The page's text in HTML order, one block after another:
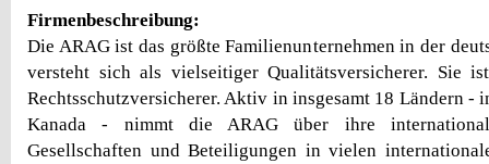
Firmenbeschreibung:
Die ARAG ist das größte Familienunternehmen in der
versteht sich als vielseitiger Qualitätsversicherer. Sie
Rechtsschutzversicherer. Aktiv in insgesamt 18 Ländern -
Kanada - nimmt die ARAG über ihre
Gesellschaften und Beteiligungen in vielen